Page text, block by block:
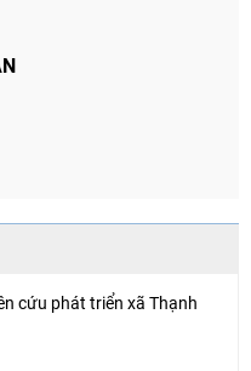
cứu phát triển xã Thạnh